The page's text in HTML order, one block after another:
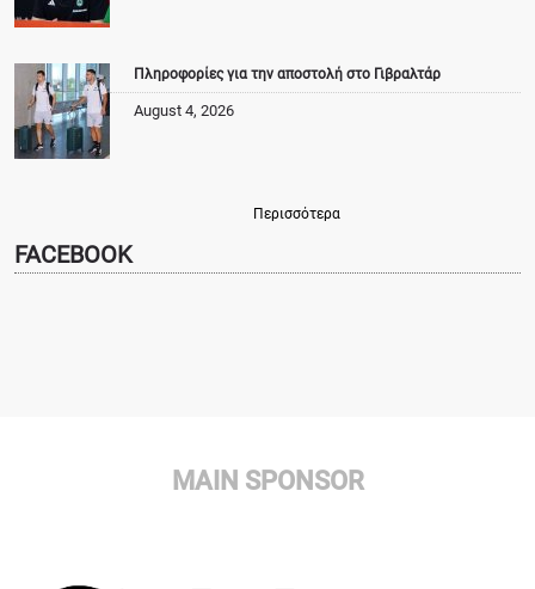
Πληροφορίες για την αποστολή στο Γιβραλτάρ
August 4, 2026
Περισσότερα
FACEBOOK
MAIN SPONSOR